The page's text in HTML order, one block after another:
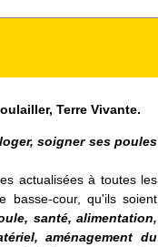
Terre Vivante.
soigner ses poules
actualisées à toutes les
basse-cour, qu'ils soient
santé, alimentation,
aménagement du